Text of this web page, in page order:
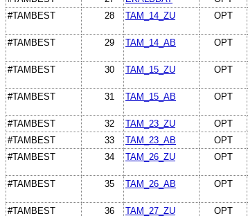
#TAMBEST
28 TAM_14_ZU OPT
#TAMBEST
29 TAM_14_AB OPT
#TAMBEST
30 TAM_15_ZU OPT
#TAMBEST
31 TAM_15_AB OPT
#TAMBEST
32 TAM_23_ZU OPT
#TAMBEST
33 TAM_23_AB OPT
#TAMBEST
34 TAM_26_ZU OPT
#TAMBEST
35 TAM_26_AB OPT
#TAMBEST
36 TAM_27_ZU OPT